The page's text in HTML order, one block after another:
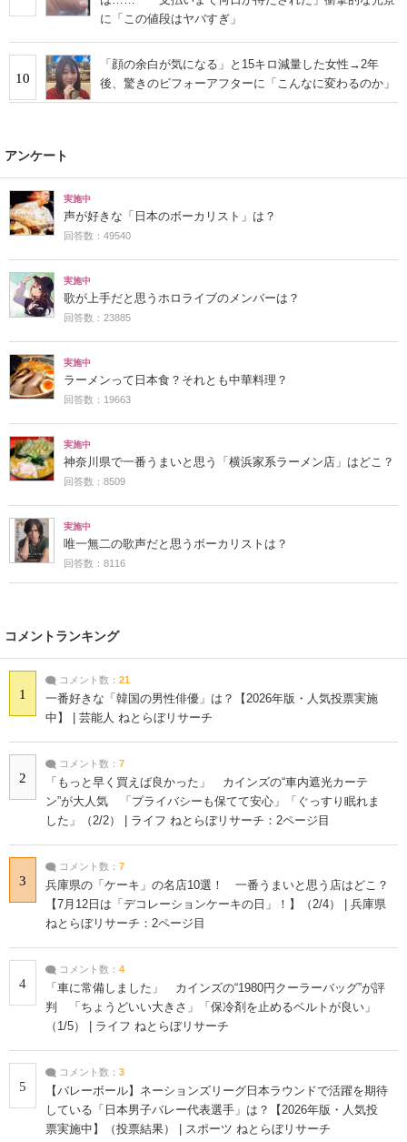
に「この値段はヤバすぎ」
10
「顔の余白が気になる」と15キロ減量した女性→2年
後、驚きのビフォーアフターに「こんなに変わるのか」
アンケート
実施中
声が好きな「日本のボーカリスト」は？
回答数：49540
実施中
歌が上手だと思うホロライブのメンバーは？
回答数：23885
実施中
ラーメンって日本食？それとも中華料理？
回答数：19663
実施中
神奈川県で一番うまいと思う「横浜家系ラーメン店」はどこ？
回答数：8509
実施中
唯一無二の歌声だと思うボーカリストは？
回答数：8116
コメントランキング
1
コメント数： 21
一番好きな「韓国の男性俳優」は？【2026年版・人気投票実施
中】 | 芸能人 ねとらぼリサーチ
2
コメント数： 7
「もっと早く買えば良かった」 カインズの“車内遮光カーテ
ン”が大人気 「プライバシーも保てて安心」「ぐっすり眠れま
した」（2/2） | ライフ ねとらぼリサーチ：2ページ目
3
コメント数： 7
兵庫県の「ケーキ」の名店10選！ 一番うまいと思う店はどこ？
【7月12日は「デコレーションケーキの日」！】（2/4） | 兵庫県
ねとらぼリサーチ：2ページ目
4
コメント数： 4
「車に常備しました」 カインズの“1980円クーラーバッグ”が評
判 「ちょうどいい大きさ」「保冷剤を止めるベルトが良い」
（1/5） | ライフ ねとらぼリサーチ
5
コメント数： 3
【バレーボール】ネーションズリーグ日本ラウンドで活躍を期待
している「日本男子バレー代表選手」は？【2026年版・人気投
票実施中】（投票結果） | スポーツ ねとらぼリサーチ